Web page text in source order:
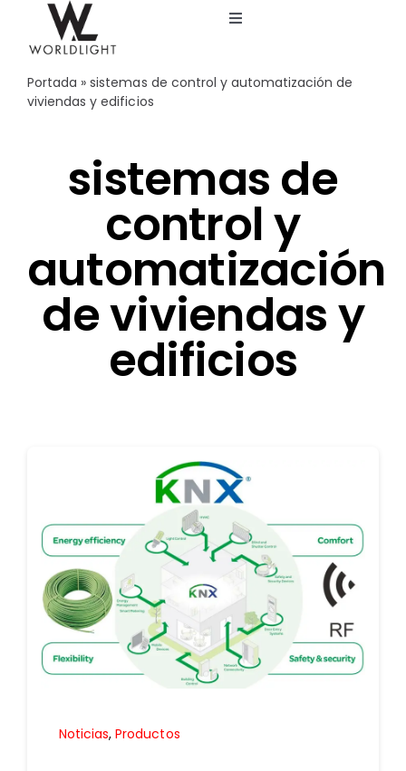
contenido
Toggle
Catálogo
Nosotros
Portada »sistemas de control y automatización de
viviendas y edificios
sistemas de
control y
automatización
de viviendas y
edificios
Noticias,Productos